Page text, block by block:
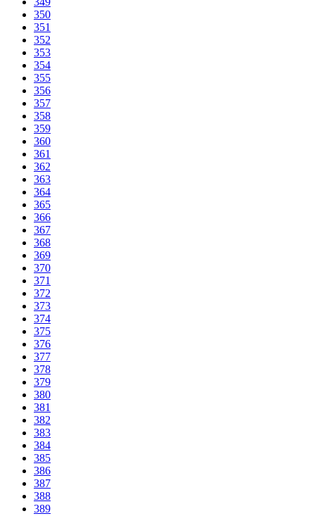
350
351
352
353
354
355
356
357
358
359
360
361
362
363
364
365
366
367
368
369
370
371
372
373
374
375
376
377
378
379
380
381
382
383
384
385
386
387
388
389